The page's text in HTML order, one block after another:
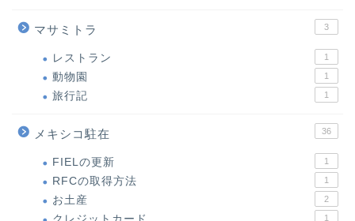
マサミトラ 3
レストラン 1
動物園 1
旅行記 1
メキシコ駐在 36
FIELの更新 1
RFCの取得方法 1
お土産 2
1